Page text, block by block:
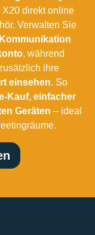
direkt online
Verwalten Sie
, während
ihre
einsehen. So
Kauf, einfacher
Geräten – ideal